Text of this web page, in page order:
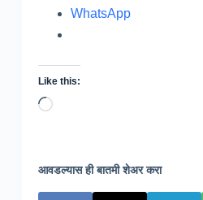
WhatsApp
Like this:
Loading…
आवडल्यास ही बातमी शेअर करा